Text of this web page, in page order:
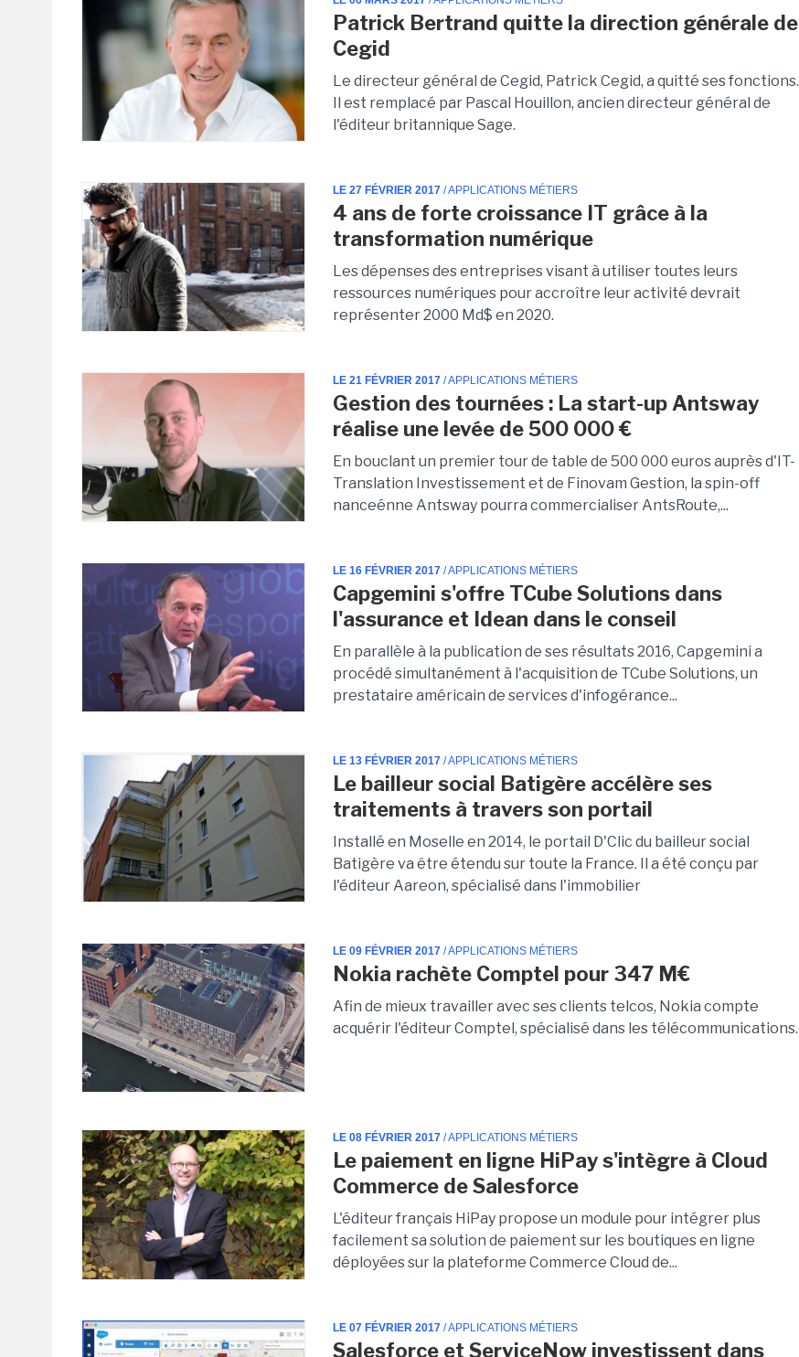
Patrick Bertrand quitte la direction générale de
Cegid
Le directeur général de Cegid, Patrick Cegid, a quitté ses fonctions.
Il est remplacé par Pascal Houillon, ancien directeur général de
l'éditeur britannique Sage.
LE 27 FÉVRIER 2017 / APPLICATIONS MÉTIERS
4 ans de forte croissance IT grâce à la
transformation numérique
Les dépenses des entreprises visant à utiliser toutes leurs
ressources numériques pour accroître leur activité devrait
représenter 2000 Md$ en 2020.
LE 21 FÉVRIER 2017 / APPLICATIONS MÉTIERS
Gestion des tournées : La start-up Antsway
réalise une levée de 500 000 €
En bouclant un premier tour de table de 500 000 euros auprès d'IT-
Translation Investissement et de Finovam Gestion, la spin-off
nanceénne Antsway pourra commercialiser AntsRoute,...
LE 16 FÉVRIER 2017 / APPLICATIONS MÉTIERS
Capgemini s'offre TCube Solutions dans
l'assurance et Idean dans le conseil
En parallèle à la publication de ses résultats 2016, Capgemini a
procédé simultanément à l'acquisition de TCube Solutions, un
prestataire américain de services d'infogérance...
LE 13 FÉVRIER 2017 / APPLICATIONS MÉTIERS
Le bailleur social Batigère accélère ses
traitements à travers son portail
Installé en Moselle en 2014, le portail D'Clic du bailleur social
Batigère va être étendu sur toute la France. Il a été conçu par
l'éditeur Aareon, spécialisé dans l'immobilier
LE 09 FÉVRIER 2017 / APPLICATIONS MÉTIERS
Nokia rachète Comptel pour 347 M€
Afin de mieux travailler avec ses clients telcos, Nokia compte
acquérir l'éditeur Comptel, spécialisé dans les télécommunications.
LE 08 FÉVRIER 2017 / APPLICATIONS MÉTIERS
Le paiement en ligne HiPay s'intègre à Cloud
Commerce de Salesforce
L'éditeur français HiPay propose un module pour intégrer plus
facilement sa solution de paiement sur les boutiques en ligne
déployées sur la plateforme Commerce Cloud de...
LE 07 FÉVRIER 2017 / APPLICATIONS MÉTIERS
Salesforce et ServiceNow investissent dans